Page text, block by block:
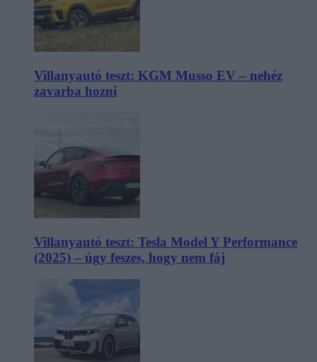
Villanyautó teszt: KGM Musso EV – nehéz
zavarba hozni
Villanyautó teszt: Tesla Model Y Performance
(2025) – úgy feszes, hogy nem fáj